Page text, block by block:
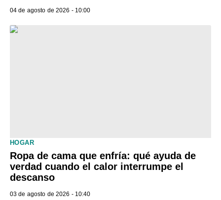
04 de agosto de 2026 - 10:00
HOGAR
Ropa de cama que enfría: qué ayuda de
verdad cuando el calor interrumpe el
descanso
03 de agosto de 2026 - 10:40